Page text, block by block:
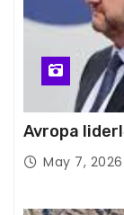
Avropa
May 7, 2026